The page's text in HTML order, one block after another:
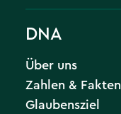
DNA
Über uns
Zahlen & Fakten
Glaubensziel